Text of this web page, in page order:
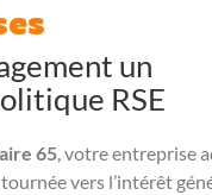
un
RSE
65, votre entreprise
vers l’intérêt